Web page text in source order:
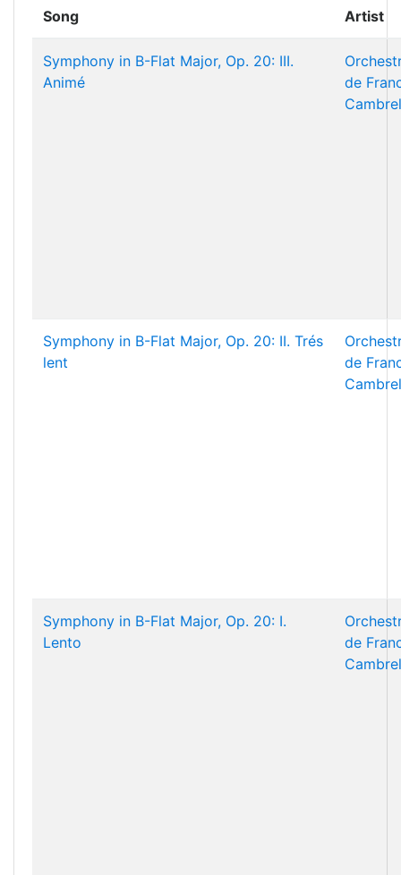
Song Artist
Symphony in B-Flat Major, Op. 20: III.
Animé
de
Symphony in B-Flat Major, Op. 20: II. Trés
lent
de
Symphony in B-Flat Major, Op. 20: I.
Lento
de